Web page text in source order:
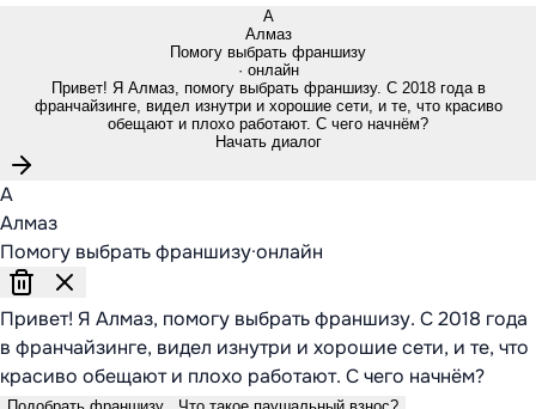
А
Алмаз
Помогу выбрать франшизу
· онлайн
Привет! Я Алмаз, помогу выбрать франшизу. С 2018 года в
франчайзинге, видел изнутри и хорошие сети, и те, что красиво
обещают и плохо работают. С чего начнём?
Начать диалог
А
Алмаз
Помогу выбрать франшизу·онлайн
Привет! Я Алмаз, помогу выбрать франшизу. С 2018 года
в франчайзинге, видел изнутри и хорошие сети, и те, что
красиво обещают и плохо работают. С чего начнём?